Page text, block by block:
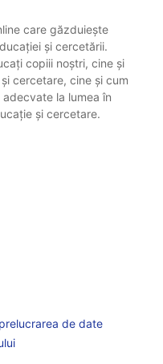
care găzduiește
și cercetării.
copiii noștri, cine și
cercetare, cine și cum
la lumea în
și cercetare.
de date